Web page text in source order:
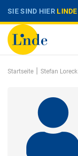
SIE SIND HIER
Startseite | Stefan Loreck